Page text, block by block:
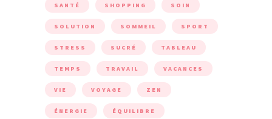
SANTÉ SHOPPING SOIN
SOLUTION SOMMEIL SPORT
STRESS SUCRÉ TABLEAU
TEMPS TRAVAIL VACANCES
VIE VOYAGE ZEN
ÉNERGIE ÉQUILIBRE